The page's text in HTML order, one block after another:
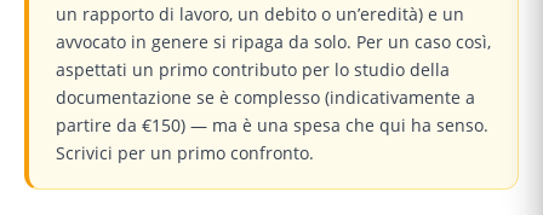
un rapporto di lavoro, un debito o un’eredità) e un
avvocato in genere si ripaga da solo. Per un caso così,
aspettati un primo contributo per lo studio della
documentazione se è complesso (indicativamente a
partire da €150) — ma è una spesa che qui ha senso.
Scrivici per un primo confronto.